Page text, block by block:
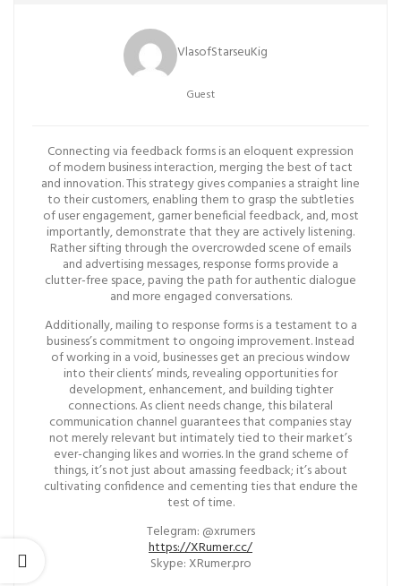
VlasofStarseuKig
Guest
Connecting via feedback forms is an eloquent expression
of modern business interaction, merging the best of tact
and innovation. This strategy gives companies a straight line
to their customers, enabling them to grasp the subtleties
of user engagement, garner beneficial feedback, and, most
importantly, demonstrate that they are actively listening.
Rather sifting through the overcrowded scene of emails
and advertising messages, response forms provide a
clutter-free space, paving the path for authentic dialogue
and more engaged conversations.
Additionally, mailing to response forms is a testament to a
business’s commitment to ongoing improvement. Instead
of working in a void, businesses get an precious window
into their clients’ minds, revealing opportunities for
development, enhancement, and building tighter
connections. As client needs change, this bilateral
communication channel guarantees that companies stay
not merely relevant but intimately tied to their market’s
ever-changing likes and worries. In the grand scheme of
things, it’s not just about amassing feedback; it’s about
cultivating confidence and cementing ties that endure the
test of time.
Telegram: @xrumers
https://XRumer.cc/
Skype: XRumer.pro